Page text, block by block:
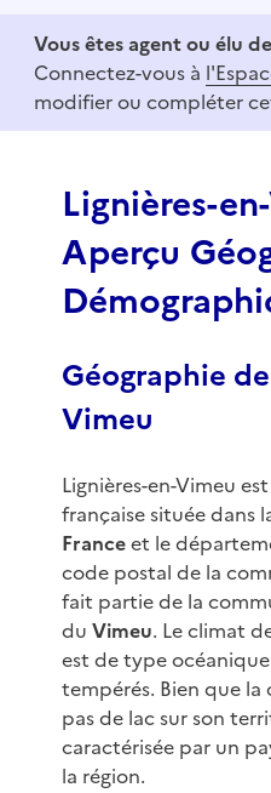
f
Vous êtes agent ou élu
Connectez-vous à
modifier ou compléter
Lignières-
Aperçu
Géographie
Vimeu
Lignières-en-Vimeu
française située dans
Franceet le
code postal de la
fait partie de la
du Vimeu. Le climat
est de type
tempérés. Bien que
pas de lac sur son
caractérisée par un
la région.